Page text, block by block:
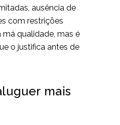
ausência de
com restrições
má qualidade, mas é
o justifica antes de
mais